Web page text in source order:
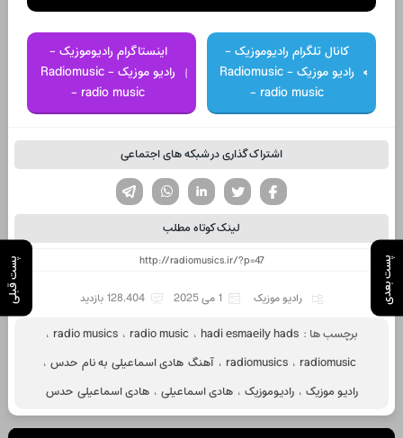
پست بعدی پست قبلی
کانال تلگرام رادیوموزیک -
رادیو موزیک - Radiomusic
- radio music
اینستاگرام رادیوموزیک -
رادیو موزیک - Radiomusic
- radio music
اشتراک گذاری در شبکه های اجتماعی
لینکدین تویتر
فیسوک
لینک کوتاه مطلب
رادیو موزیک 1 می 2025 128,404 بازدید
برچسب ها : hadi esmaeily hads ، radio music ، radio musics ،
radiomusic ، radiomusics ، آهنگ هادی اسماعیلی به نام حدس ،
رادیو موزیک ، رادیوموزیک ، هادی اسماعیلی ، هادی اسماعیلی حدس